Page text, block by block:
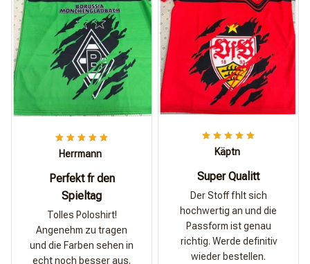
Herrmann
Perfekt fr den
Spieltag
Tolles Poloshirt!
Angenehm zu tragen
und die Farben sehen in
echt noch besser aus.
Käptn
Super Qualitt
Der Stoff fhlt sich
hochwertig an und die
Passform ist genau
richtig. Werde definitiv
wieder bestellen.